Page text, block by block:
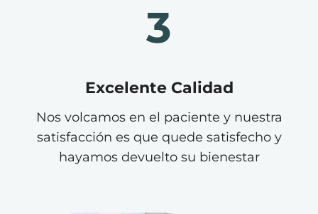
3
Excelente Calidad
Nos volcamos en el paciente y nuestra
satisfacción es que quede satisfecho y
hayamos devuelto su bienestar